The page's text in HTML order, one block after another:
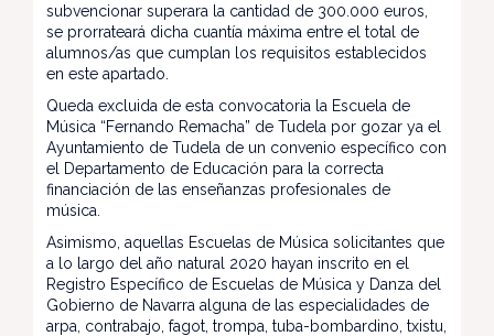
subvencionar superara la cantidad de 300.000 euros,
se prorrateará dicha cuantía máxima entre el total de
alumnos/as que cumplan los requisitos establecidos
en este apartado.
Queda excluida de esta convocatoria la Escuela de
Música “Fernando Remacha” de Tudela por gozar ya el
Ayuntamiento de Tudela de un convenio específico con
el Departamento de Educación para la correcta
financiación de las enseñanzas profesionales de
música.
Asimismo, aquellas Escuelas de Música solicitantes que
a lo largo del año natural 2020 hayan inscrito en el
Registro Específico de Escuelas de Música y Danza del
Gobierno de Navarra alguna de las especialidades de
arpa, contrabajo, fagot, trompa, tuba-bombardino, txistu,